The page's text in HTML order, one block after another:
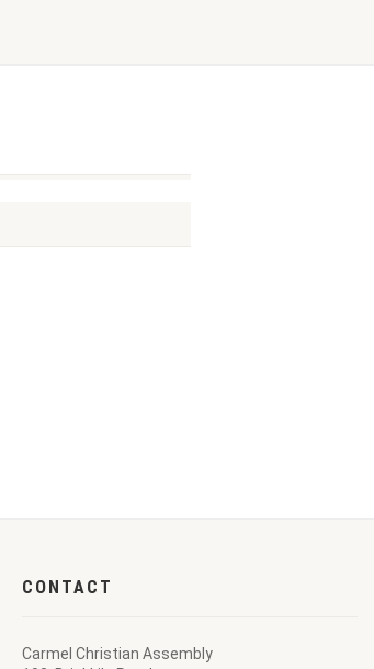
CONTACT
Carmel Christian Assembly